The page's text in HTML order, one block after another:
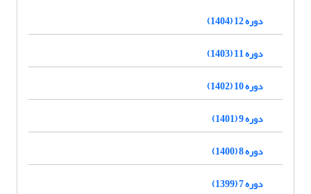
دوره 12 (1404)
دوره 11 (1403)
دوره 10 (1402)
دوره 9 (1401)
دوره 8 (1400)
دوره 7 (1399)